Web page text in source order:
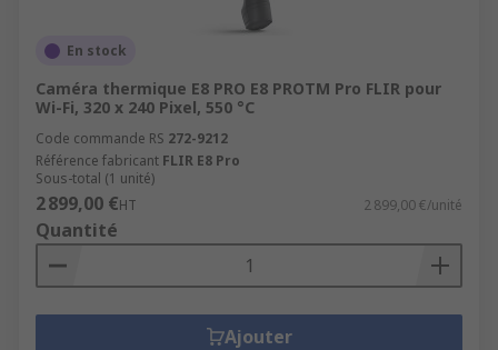
En stock
Caméra thermique E8 PRO E8 PROTM Pro FLIR pour
Wi-Fi, 320 x 240 Pixel, 550 °C
Code commande RS 272-9212
Référence fabricant FLIR E8 Pro
Sous-total (1 unité)
2 899,00 €HT 2 899,00 €/unité
Quantité
Ajouter